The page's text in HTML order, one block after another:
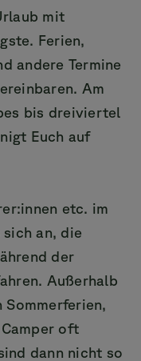
mit
Ferien,
andere Termine
Am
bis dreiviertel
Euch auf
etc. im
an, die
der
Außerhalb
Sommerferien,
oft
dann nicht so